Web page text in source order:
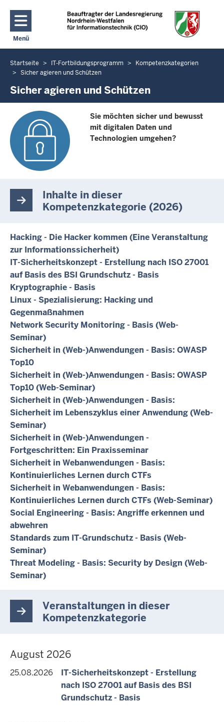
Direkt zum Inhalt
Menü
Navigation aktivieren/deaktivieren: Hauptmenü
Sie
befinden
sich
hier
Startseite IT-Fortbildungsprogramm
Kompetenzkategorien
Sicher agieren und Schützen
Sicher agieren und Schützen
Sie möchten sicher und bewusst
mit digitalen Daten und
Technologien umgehen?
Inhalte in dieser
Kompetenzkategorie (2026)
Hacking - Die Hacker kommen (Eine Veranstaltung
zur Informationssicherheit)
IT-Sicherheitskonzept - Erstellung nach ISO 27001
auf Basis des BSI Grundschutz - Basis
Kryptographie - Basis
Linux - Spezialisierung: Hacking und
Gegenmaßnahmen
Network Security Monitoring - Basis (Web-
Seminar)
Sicherheit in (Web-)Anwendungen - Basis: OWASP
Top10
Sicherheit in (Web-)Anwendungen - Basis: OWASP
Top10 (Web-Seminar)
Sicherheit in (Web-)Anwendungen - Basis:
Sicherheit im Lebenszyklus einer Anwendung (Web-
Seminar)
Sicherheit in (Web-)Anwendungen -
Fortgeschritten: Ein Praxisseminar
Sicherheit in Webanwendungen - Basis:
Kontinuierliches Lernen durch CTFs
Sicherheit in Webanwendungen - Basis:
Kontinuierliches Lernen durch CTFs (Web-Seminar)
Social Engineering - Basis: Angriffe erkennen und
abwehren
Standards zum IT-Grundschutz - Basis (Web-
Seminar)
Threat Modeling - Basis: Security by Design (Web-
Seminar)
Veranstaltungen in dieser
Kompetenzkategorie
August 2026
25.08.2026
IT-Sicherheitskonzept - Erstellung
nach ISO 27001 auf Basis des BSI
Grundschutz - Basis